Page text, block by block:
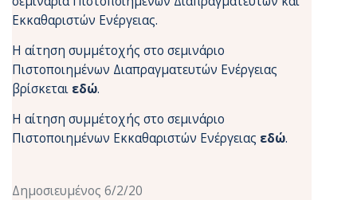
Εκκαθαριστών Ενέργειας.
H αίτηση συμμέτοχής στο σεμινάριο
Πιστοποιημένων Διαπραγματευτών Ενέργειας
βρίσκεται εδώ.
H αίτηση συμμέτοχής στο σεμινάριο
Πιστοποιημένων Εκκαθαριστών Ενέργειας εδώ.
Δημοσιευμένος 6/2/20